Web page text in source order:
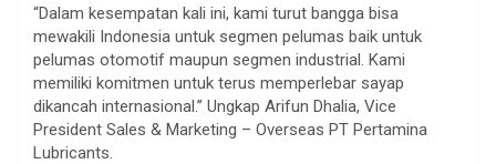
“Dalam kesempatan kali ini, kami turut bangga bisa
mewakili Indonesia untuk segmen pelumas baik untuk
pelumas otomotif maupun segmen industrial. Kami
memiliki komitmen untuk terus memperlebar sayap
dikancah internasional.” Ungkap Arifun Dhalia, Vice
President Sales & Marketing – Overseas PT Pertamina
Lubricants.